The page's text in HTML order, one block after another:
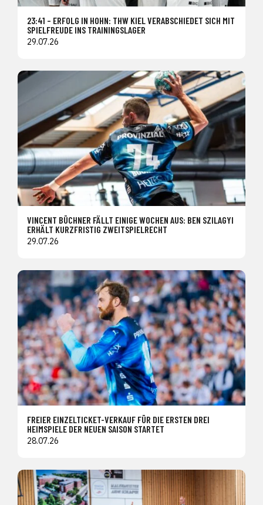
23:41 – ERFOLG IN HOHN: THW KIEL VERABSCHIEDET SICH MIT
SPIELFREUDE INS TRAININGSLAGER
29.07.26
VINCENT BÜCHNER FÄLLT EINIGE WOCHEN AUS: BEN SZILAGYI
ERHÄLT KURZFRISTIG ZWEITSPIELRECHT
29.07.26
FREIER EINZELTICKET-VERKAUF FÜR DIE ERSTEN DREI
HEIMSPIELE DER NEUEN SAISON STARTET
28.07.26